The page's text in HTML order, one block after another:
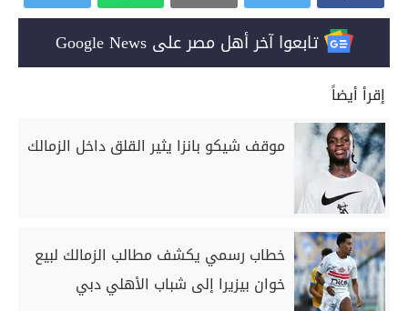
تابعوا آخر أهل مصر على Google News
إقرأ أيضاً
موقف شيكو بانزا يثير القلق داخل الزمالك
خطاب رسمي يكشف مطالب الزمالك لبيع
خوان بيزيرا إلى شباب الأهلي دبي